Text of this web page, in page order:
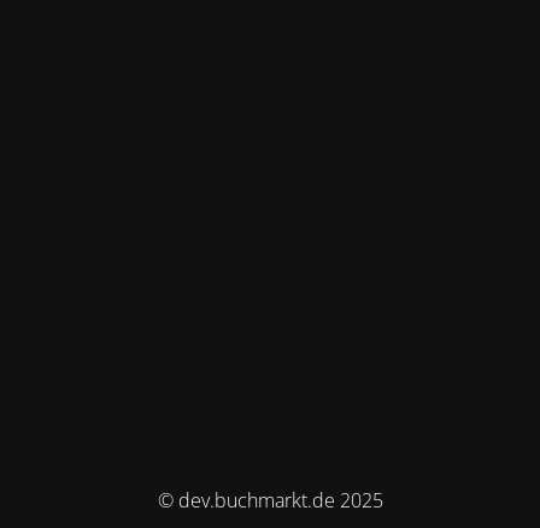
© dev.buchmarkt.de 2025